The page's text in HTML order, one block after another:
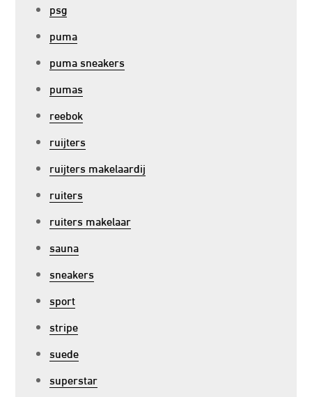
psg
puma
puma sneakers
pumas
reebok
ruijters
ruijters makelaardij
ruiters
ruiters makelaar
sauna
sneakers
sport
stripe
suede
superstar